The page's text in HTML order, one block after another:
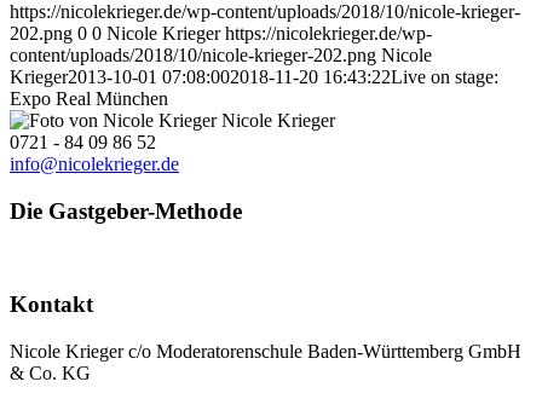
https://nicolekrieger.de/wp-content/uploads/2018/10/nicole-krieger-
202.png 0 0 Nicole Krieger https://nicolekrieger.de/wp-
content/uploads/2018/10/nicole-krieger-202.png Nicole
Krieger2013-10-01 07:08:002018-11-20 16:43:22Live on stage:
Expo Real München
Nicole Krieger
0721 - 84 09 86 52
info@nicolekrieger.de
Die Gastgeber-Methode
Kontakt
Nicole Krieger c/o Moderatorenschule Baden-Württemberg GmbH
& Co. KG